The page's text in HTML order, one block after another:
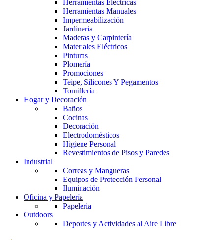
Herramientas Eléctricas
Herramientas Manuales
Impermeabilización
Jardineria
Maderas y Carpintería
Materiales Eléctricos
Pinturas
Plomería
Promociones
Teipe, Silicones Y Pegamentos
Tornillería
Hogar y Decoración
Baños
Cocinas
Decoración
Electrodomésticos
Higiene Personal
Revestimientos de Pisos y Paredes
Industrial
Correas y Mangueras
Equipos de Protección Personal
Iluminación
Oficina y Papelería
Papeleria
Outdoors
Deportes y Actividades al Aire Libre